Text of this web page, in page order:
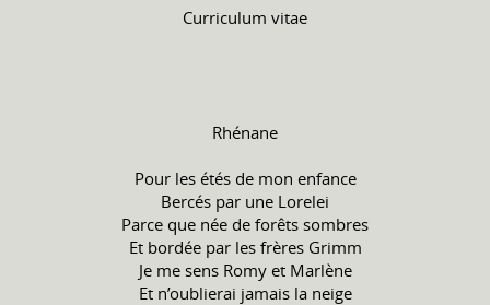
Curriculum vitae
Rhénane
Pour les étés de mon enfance
Bercés par une Lorelei
Parce que née de forêts sombres
Et bordée par les frères Grimm
Je me sens Romy et Marlène
Et n’oublierai jamais la neige